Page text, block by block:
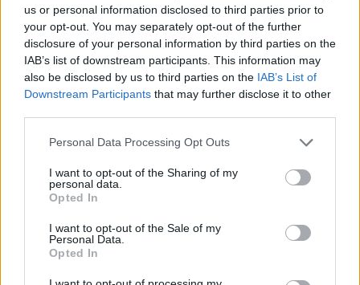
us or personal information disclosed to third parties prior to
your opt-out. You may separately opt-out of the further
disclosure of your personal information by third parties on the
IAB’s list of downstream participants. This information may
also be disclosed by us to third parties on the IAB’s List of
Downstream Participants that may further disclose it to other
Please note that this website/app uses one or more Google
not limited to your visit or usage behaviour. You may click to
grant or deny consent to Google and its third-party tags to
use your data for below specified purposes in below Google
consent section.
Personal Data Processing Opt Outs
I want to opt-out of the Sharing of my
personal data.
Opted In
I want to opt-out of the Sale of my
Personal Data.
Opted In
Fotó: Szécsi István / Velvet #14
Jön még kép!